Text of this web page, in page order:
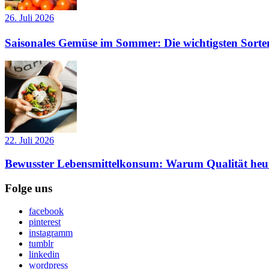
26. Juli 2026
Saisonales Gemüse im Sommer: Die wichtigsten
22. Juli 2026
Bewusster Lebensmittelkonsum: Warum Qualität
Folge uns
facebook
pinterest
instagramm
tumblr
linkedin
wordpress